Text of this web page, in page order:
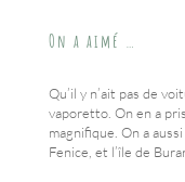
On a aimé …
Qu’il y n’ait pas de
vaporetto. On en a
magnifique. On a
Fenice, et l’île de